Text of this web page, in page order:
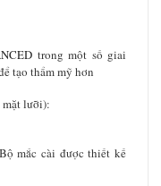
trong một số giai
tạo thẩm mỹ hơn
mặt lưỡi):
mắc cài được thiết kế